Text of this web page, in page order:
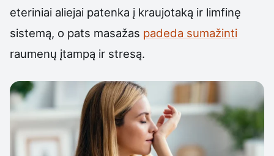
eteriniai aliejai patenka į kraujotaką ir limfinę
sistemą, o pats masažas padeda sumažinti
raumenų įtampą ir stresą.